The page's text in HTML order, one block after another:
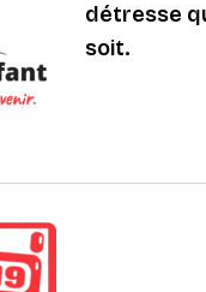
détresse
soit.